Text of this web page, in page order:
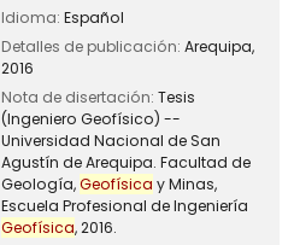
Idioma: Español
Detalles de publicación: Arequipa,
2016
Nota de disertación: Tesis
(Ingeniero Geofísico) --
Universidad Nacional de San
Agustín de Arequipa. Facultad de
Geología,Geofísica y Minas,
Escuela Profesional de Ingeniería
Geofísica, 2016.